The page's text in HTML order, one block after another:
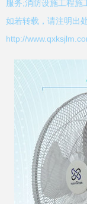
服务;消防设施工程施
如若转载，请注明出
http://